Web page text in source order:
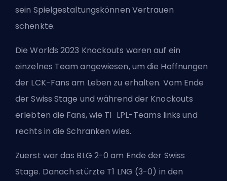
sein Spielgestaltungskönnen Vertrauen
schenkte.
Die Worlds 2023 Knockouts waren auf ein
einzelnes Team angewiesen, um die Hoffnungen
der LCK-Fans am Leben zu erhalten. Vom Ende
der Swiss Stage und während der Knockouts
erlebten die Fans, wie T1 LPL-Teams links und
rechts in die Schranken wies.
Zuerst war das BLG 2-0 am Ende der Swiss
Stage. Danach stürzte T1 LNG (3-0) in den